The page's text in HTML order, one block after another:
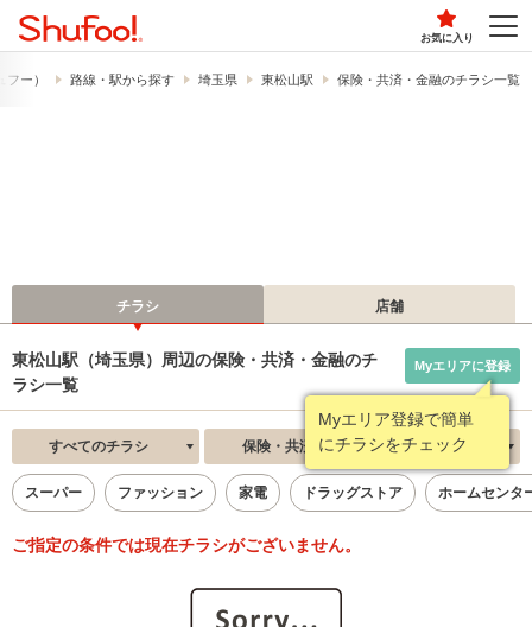
お気に入り
ー） 路線・駅から探す 埼玉県 東松山駅 保険・共済・金融のチラシ一覧
チラシ 店舗
東松山駅（埼玉県）周辺の保険・共済・金融のチ
ラシ一覧
Myエリア登録で簡単
にチラシをチェック
Myエリアに登録
すべてのチラシ 保険・共済・金融 新着順
スーパー ファッション 家電 ドラッグストア ホームセンタ
ご指定の条件では現在チラシがございません。